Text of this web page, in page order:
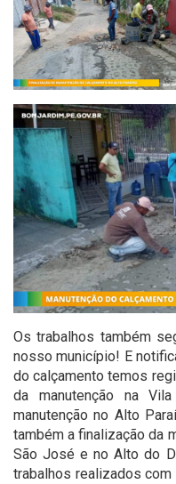
Os trabalhos também
nosso município! E
do calçamento temos
da manutenção na
manutenção no Alto
também a finalização da
São José e no Alto do
trabalhos realizados